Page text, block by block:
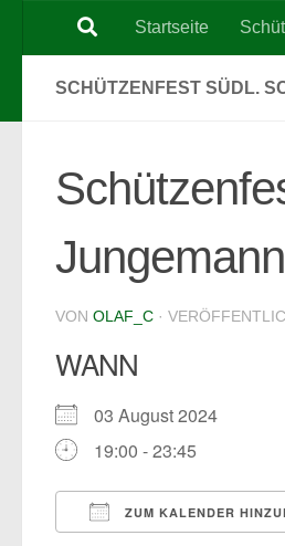
Zum Inhalt springen
Startseite
SCHÜTZENFEST SÜDL.
VON OLAF_C ·
WANN
03 August 2024
19:00 - 23:45
ZUM KALENDER